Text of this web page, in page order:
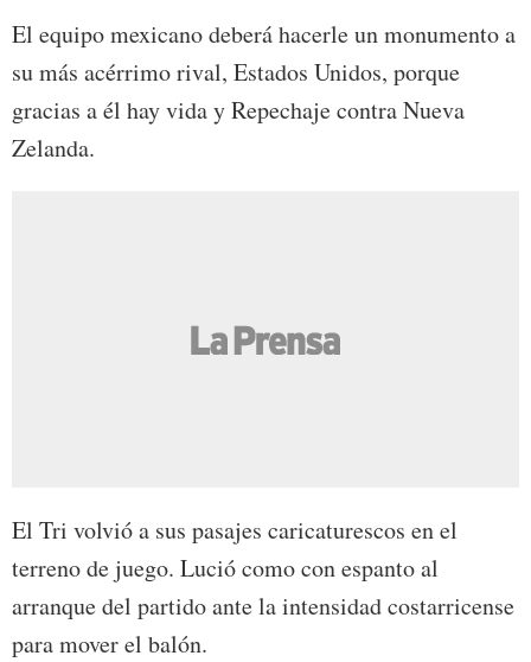
El equipo mexicano deberá hacerle un monumento a
su más acérrimo rival, Estados Unidos, porque
gracias a él hay vida y Repechaje contra Nueva
Zelanda.
El Tri volvió a sus pasajes caricaturescos en el
terreno de juego. Lució como con espanto al
arranque del partido ante la intensidad costarricense
para mover el balón.